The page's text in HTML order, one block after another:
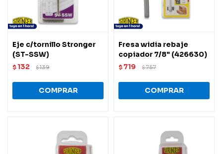
Eje c/tornillo Stronger
(ST-SSW)
$ 132 $139
Fresa widia rebaje
copiador 7/8" (426630)
$ 719 $757